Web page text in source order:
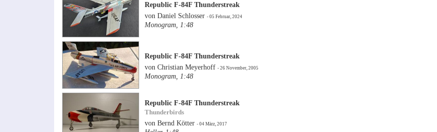
Republic F-84F Thunderstreak
von Daniel Schlosser - 05 Februar, 2024
Monogram, 1:48
Republic F-84F Thunderstreak
von Christian Meyerhoff - 26 November, 2005
Monogram, 1:48
Republic F-84F Thunderstreak
Thunderbirds
von Bernd Kötter - 04 März, 2017